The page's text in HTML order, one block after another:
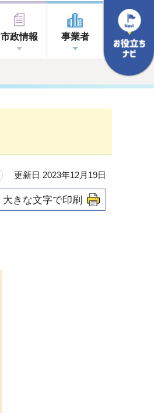
市政情報 事業者
更新日 2023年12月19日
大きな文字で印刷